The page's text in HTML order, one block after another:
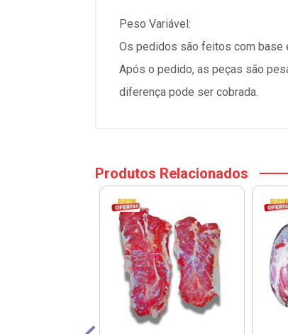
Peso Variável:
Os pedidos são feitos com base
Após o pedido, as peças são
diferença pode ser cobrada.
Produtos Relacionados